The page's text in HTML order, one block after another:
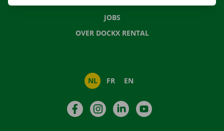
JOBS
OVER DOCKX RENTAL
NL FR EN
FacebookInstagramLinkedIn